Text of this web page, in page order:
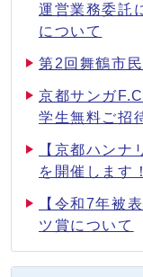
運営業務委託
について
第2回舞鶴市
京都サンガ
学生無料ご招
【京都ハンナ
を開催します！
【令和7年被
ツ賞について